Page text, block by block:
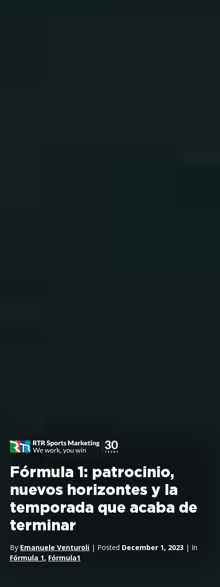
Fórmula 1: patrocinio,
nuevos horizontes y la
temporada que acaba de
terminar
By Emanuele Venturoli | Posted December 1, 2023 | In
Fórmula 1, Fórmula1